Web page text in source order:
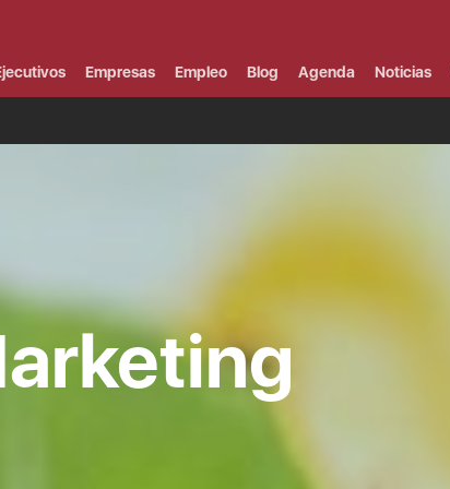
Empresas Empleo Blog Agenda Noticias